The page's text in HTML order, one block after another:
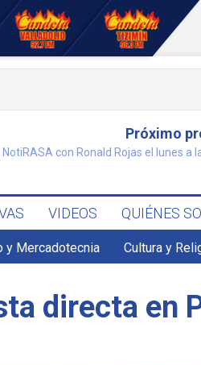
Próximo
NotiRASA con Ronald Rojas el lunes a
VIDEOS QUIÉNES
y Mercadotecnia Cultura y
directa en